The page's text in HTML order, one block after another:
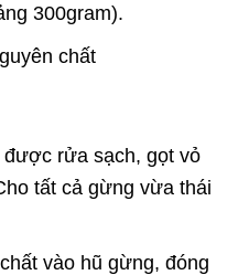
300gram).
chất
rửa sạch, gọt vỏ
tất cả gừng vừa thái
vào hũ gừng, đóng